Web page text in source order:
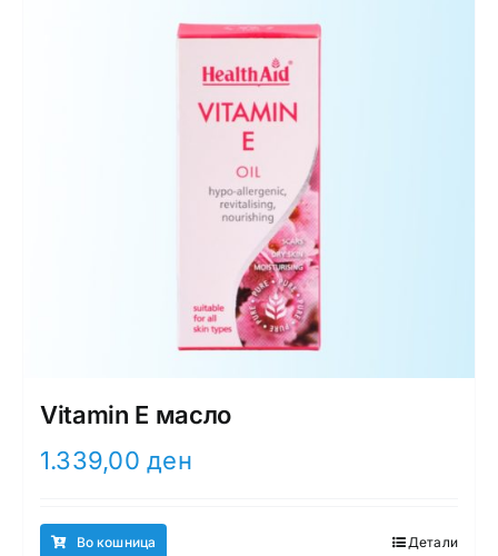
Vitamin E масло
1.339,00ден
Во кошница Детали